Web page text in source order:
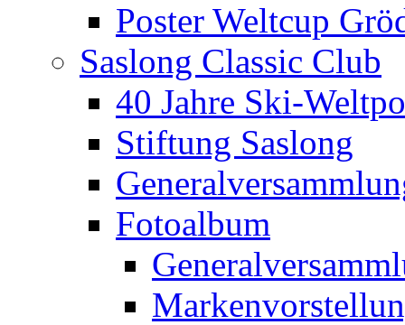
Poster Weltcup
Saslong Classic Club
40 Jahre Ski-
Stiftung Saslong
Fotoalbum